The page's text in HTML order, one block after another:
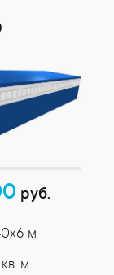
руб.
м
м